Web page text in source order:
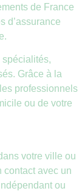
de France
d’assurance
spécialités,
Grâce à la
professionnels
ou de votre
votre ville ou
contact avec un
ou